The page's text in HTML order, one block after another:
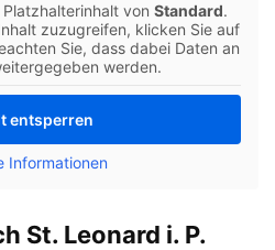
von Standard.
zuzugreifen, klicken Sie auf
Sie, dass dabei Daten an
werden.
entsperren
Informationen
St. Leonard i. P.